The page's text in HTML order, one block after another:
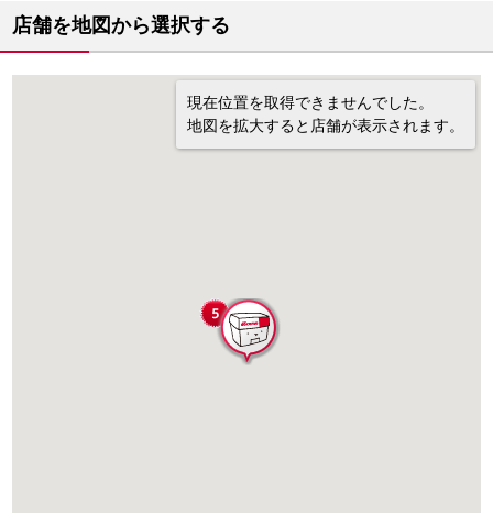
店舗を地図から選択する
現在位置を取得できませんでした。
地図を拡大すると店舗が表示されます。